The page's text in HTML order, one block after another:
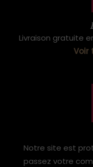
Livraison gratuite
Voir
Notre site est
passez votre